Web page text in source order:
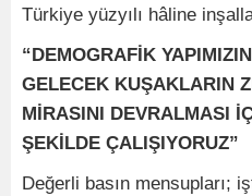
Türkiye yüzyılı hâline
“DEMOGRAFİK
GELECEK KUŞAKLARIN
MİRASINI DEVRALMASI
ŞEKİLDE ÇALIŞIYORUZ”
Değerli basın mensupları;